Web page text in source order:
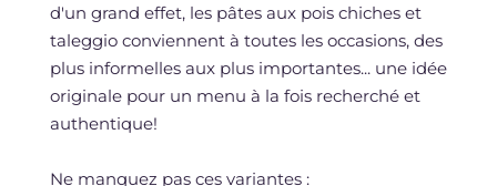
d'un grand effet, les pâtes aux pois chiches et
taleggio conviennent à toutes les occasions, des
plus informelles aux plus importantes... une idée
originale pour un menu à la fois recherché et
authentique!
Ne manquez pas ces variantes :